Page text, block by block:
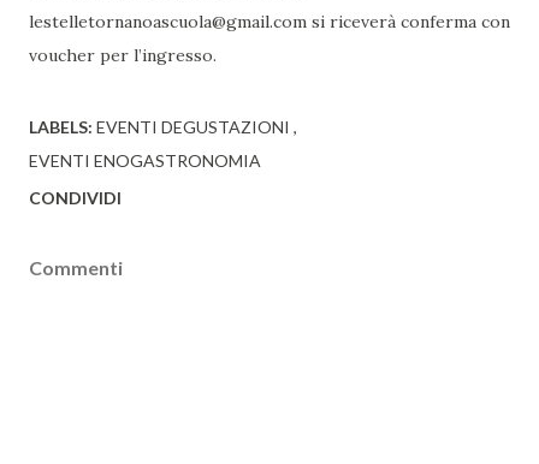
lestelletornanoascuola@gmail.com si riceverà conferma con
voucher per l’ingresso.
LABELS: EVENTI DEGUSTAZIONI
EVENTI ENOGASTRONOMIA
CONDIVIDI
Commenti